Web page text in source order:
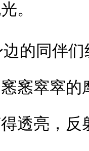
。
的同伴
窸窣窣的
透亮，反